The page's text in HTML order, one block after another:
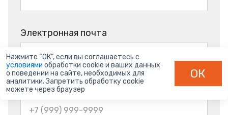
Электронная почта
Телефон
Нажмите “ОК”, если вы соглашаетесь с
условиями обработки cookie и ваших данных
о поведении на сайте, необходимых для
аналитики. Запретить обработку cookie
можете через браузер
ОК